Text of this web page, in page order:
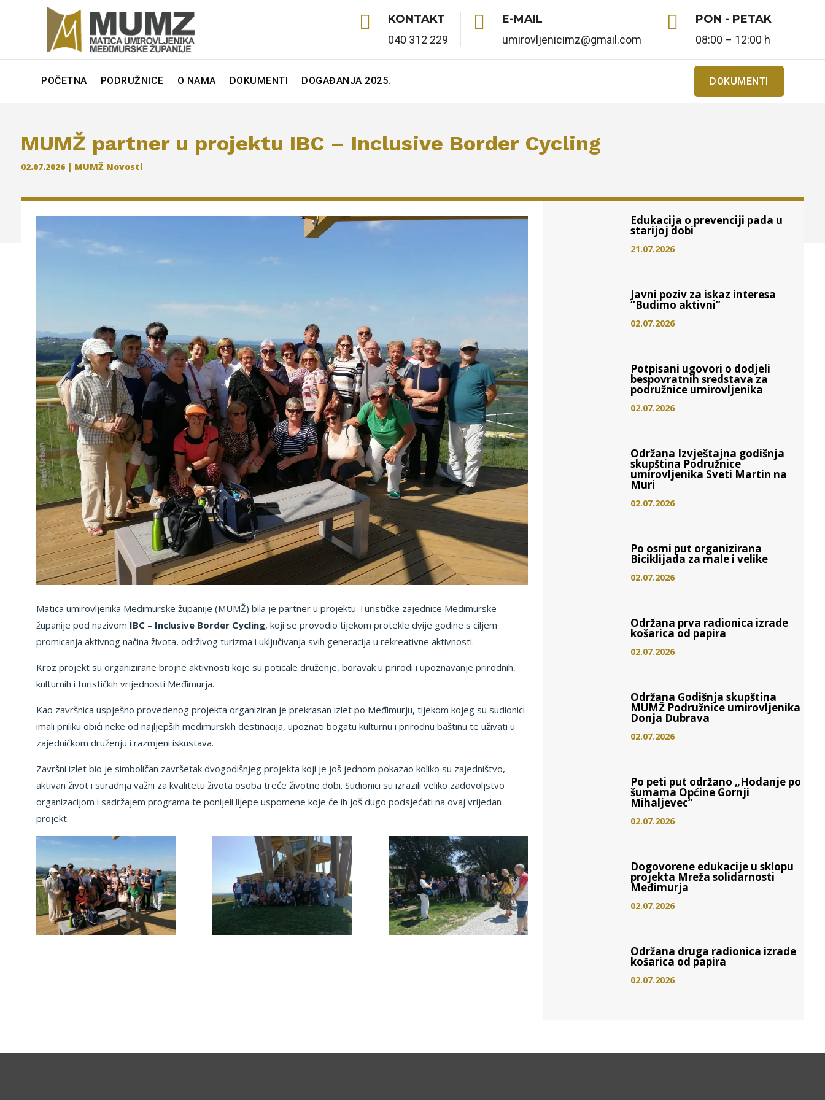
 KONTAKT
040 312 229
 E-MAIL
umirovljenicimz@gmail.com
 PON - PETAK
08:00 – 12:00 h
POČETNA PODRUŽNICE O NAMA DOKUMENTI DOGAĐANJA 2025. DOKUMENTI
MUMŽ partner u projektu IBC – Inclusive Border Cycling
02.07.2026| MUMŽ Novosti
Matica umirovljenika Međimurske županije (MUMŽ) bila je partner u projektu Turističke zajednice Međimurske
županije pod nazivom IBC – Inclusive Border Cycling, koji se provodio tijekom protekle dvije godine s ciljem
promicanja aktivnog načina života, održivog turizma i uključivanja svih generacija u rekreativne aktivnosti.
Kroz projekt su organizirane brojne aktivnosti koje su poticale druženje, boravak u prirodi i upoznavanje prirodnih,
kulturnih i turističkih vrijednosti Međimurja.
Kao završnica uspješno provedenog projekta organiziran je prekrasan izlet po Međimurju, tijekom kojeg su sudionici
imali priliku obići neke od najljepših međimurskih destinacija, upoznati bogatu kulturnu i prirodnu baštinu te uživati u
zajedničkom druženju i razmjeni iskustava.
Završni izlet bio je simboličan završetak dvogodišnjeg projekta koji je još jednom pokazao koliko su zajedništvo,
aktivan život i suradnja važni za kvalitetu života osoba treće životne dobi. Sudionici su izrazili veliko zadovoljstvo
organizacijom i sadržajem programa te ponijeli lijepe uspomene koje će ih još dugo podsjećati na ovaj vrijedan
projekt.
Edukacija o prevenciji pada u
starijoj dobi
21.07.2026
Javni poziv za iskaz interesa
“Budimo aktivni”
02.07.2026
Potpisani ugovori o dodjeli
bespovratnih sredstava za
podružnice umirovljenika
02.07.2026
Održana Izvještajna godišnja
skupština Podružnice
umirovljenika Sveti Martin na
Muri
02.07.2026
Po osmi put organizirana
Biciklijada za male i velike
02.07.2026
Održana prva radionica izrade
košarica od papira
02.07.2026
Održana Godišnja skupština
MUMŽ Podružnice umirovljenika
Donja Dubrava
02.07.2026
Po peti put održano „Hodanje po
šumama Općine Gornji
Mihaljevec“
02.07.2026
Dogovorene edukacije u sklopu
projekta Mreža solidarnosti
Međimurja
02.07.2026
Održana druga radionica izrade
košarica od papira
02.07.2026